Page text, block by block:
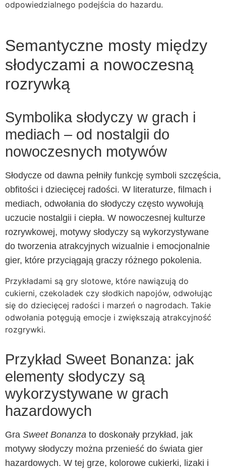
odpowiedzialnego podejścia do hazardu.
Semantyczne mosty między
słodyczami a nowoczesną
rozrywką
Symbolika słodyczy w grach i
mediach – od nostalgii do
nowoczesnych motywów
Słodycze od dawna pełniły funkcję symboli szczęścia,
obfitości i dziecięcej radości. W literaturze, filmach i
mediach, odwołania do słodyczy często wywołują
uczucie nostalgii i ciepła. W nowoczesnej kulturze
rozrywkowej, motywy słodyczy są wykorzystywane
do tworzenia atrakcyjnych wizualnie i emocjonalnie
gier, które przyciągają graczy różnego pokolenia.
Przykładami są gry slotowe, które nawiązują do
cukierni, czekoladek czy słodkich napojów, odwołując
się do dziecięcej radości i marzeń o nagrodach. Takie
odwołania potęgują emocje i zwiększają atrakcyjność
rozgrywki.
Przykład Sweet Bonanza: jak
elementy słodyczy są
wykorzystywane w grach
hazardowych
Gra Sweet Bonanza to doskonały przykład, jak
motywy słodyczy można przenieść do świata gier
hazardowych. W tej grze, kolorowe cukierki, lizaki i